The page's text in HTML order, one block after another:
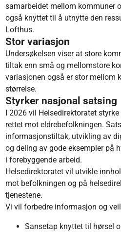
samarbeidet mellom kommuner
også knyttet til å utnytte den
Lofthus.
Stor variasjon
Undersøkelsen viser at store
tiltak enn små og mellomstore
variasjonen også er stor mellom
størrelse.
Styrker nasjonal satsing
I 2026 vil Helsedirektoratet
rettet mot eldrebefolkningen.
informasjonstiltak, utvikling av
og deling av gode eksempler på
i forebyggende arbeid.
Helsedirektoratet vil utvikle
mot befolkningen og på
tjenestene.
Vi vil forbedre informasjon og
Sansetap knyttet til hørsel